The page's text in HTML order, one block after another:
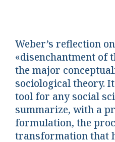
Weber’s reflection
«disenchantment of
the major
sociological theory.
tool for any social
summarize, with a
formulation, the
transformation that